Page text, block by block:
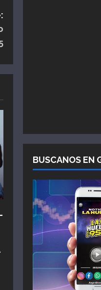
BUSCANOS EN